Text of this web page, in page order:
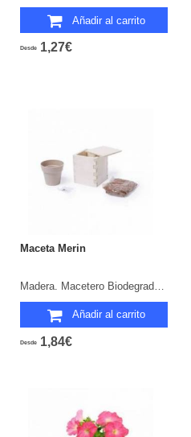
Añadir al carrito
Desde 1,27€
Maceta Merin
Añadir al carrito
Desde 1,84€